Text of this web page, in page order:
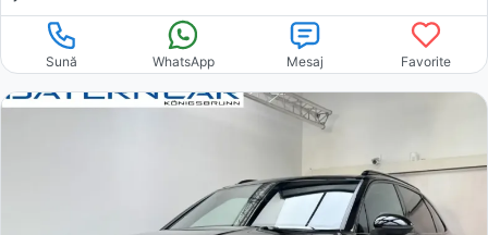
Sună WhatsApp Mesaj Favorite